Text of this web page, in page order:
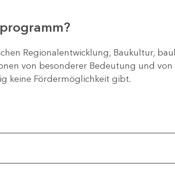
Regionalentwicklung, Baukultur,
von besonderer Bedeutung und
keine Fördermöglichkeit gibt.